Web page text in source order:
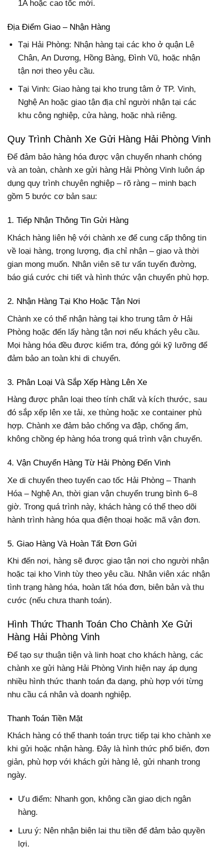
1A hoặc cao tốc mới.
Địa Điểm Giao – Nhận Hàng
Tại Hải Phòng: Nhận hàng tại các kho ở quận Lê
Chân, An Dương, Hồng Bàng, Đình Vũ, hoặc nhận
tận nơi theo yêu cầu.
Tại Vinh: Giao hàng tại kho trung tâm ở TP. Vinh,
Nghệ An hoặc giao tận địa chỉ người nhận tại các
khu công nghiệp, cửa hàng, hoặc nhà riêng.
Quy Trình Chành Xe Gửi Hàng Hải Phòng Vinh
Để đảm bảo hàng hóa được vận chuyển nhanh chóng
và an toàn, chành xe gửi hàng Hải Phòng Vinh luôn áp
dụng quy trình chuyên nghiệp – rõ ràng – minh bạch
gồm 5 bước cơ bản sau:
1. Tiếp Nhận Thông Tin Gửi Hàng
Khách hàng liên hệ với chành xe để cung cấp thông tin
về loại hàng, trọng lượng, địa chỉ nhận – giao và thời
gian mong muốn. Nhân viên sẽ tư vấn tuyến đường,
báo giá cước chi tiết và hình thức vận chuyển phù hợp.
2. Nhận Hàng Tại Kho Hoặc Tận Nơi
Chành xe có thể nhận hàng tại kho trung tâm ở Hải
Phòng hoặc đến lấy hàng tận nơi nếu khách yêu cầu.
Mọi hàng hóa đều được kiểm tra, đóng gói kỹ lưỡng để
đảm bảo an toàn khi di chuyển.
3. Phân Loại Và Sắp Xếp Hàng Lên Xe
Hàng được phân loại theo tính chất và kích thước, sau
đó sắp xếp lên xe tải, xe thùng hoặc xe container phù
hợp. Chành xe đảm bảo chống va đập, chống ẩm,
không chồng ép hàng hóa trong quá trình vận chuyển.
4. Vận Chuyển Hàng Từ Hải Phòng Đến Vinh
Xe di chuyển theo tuyến cao tốc Hải Phòng – Thanh
Hóa – Nghệ An, thời gian vận chuyển trung bình 6–8
giờ. Trong quá trình này, khách hàng có thể theo dõi
hành trình hàng hóa qua điện thoại hoặc mã vận đơn.
5. Giao Hàng Và Hoàn Tất Đơn Gửi
Khi đến nơi, hàng sẽ được giao tận nơi cho người nhận
hoặc tại kho Vinh tùy theo yêu cầu. Nhân viên xác nhận
tình trạng hàng hóa, hoàn tất hóa đơn, biên bản và thu
cước (nếu chưa thanh toán).
Hình Thức Thanh Toán Cho Chành Xe Gửi
Hàng Hải Phòng Vinh
Để tạo sự thuận tiện và linh hoạt cho khách hàng, các
chành xe gửi hàng Hải Phòng Vinh hiện nay áp dụng
nhiều hình thức thanh toán đa dạng, phù hợp với từng
nhu cầu cá nhân và doanh nghiệp.
Thanh Toán Tiền Mặt
Khách hàng có thể thanh toán trực tiếp tại kho chành xe
khi gửi hoặc nhận hàng. Đây là hình thức phổ biến, đơn
giản, phù hợp với khách gửi hàng lẻ, gửi nhanh trong
ngày.
Ưu điểm: Nhanh gọn, không cần giao dịch ngân
hàng.
Lưu ý: Nên nhận biên lai thu tiền để đảm bảo quyền
lợi.